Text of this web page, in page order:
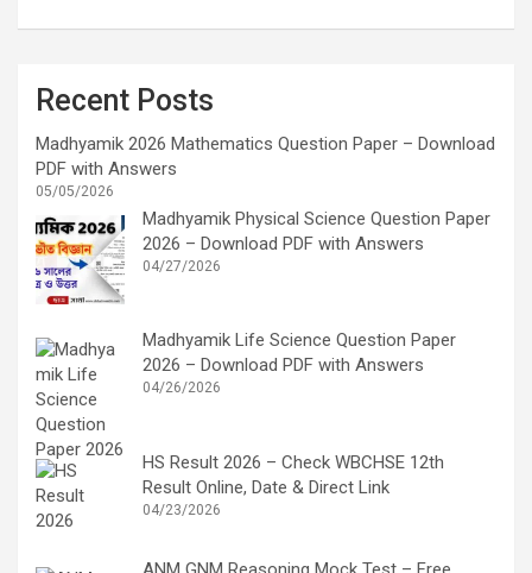
Recent Posts
Madhyamik 2026 Mathematics Question Paper – Download
PDF with Answers
05/05/2026
Madhyamik Physical Science Question Paper
2026 – Download PDF with Answers
04/27/2026
Madhyamik Life Science Question Paper
2026 – Download PDF with Answers
04/26/2026
HS Result 2026 – Check WBCHSE 12th
Result Online, Date & Direct Link
04/23/2026